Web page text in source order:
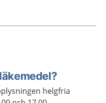
helgfria